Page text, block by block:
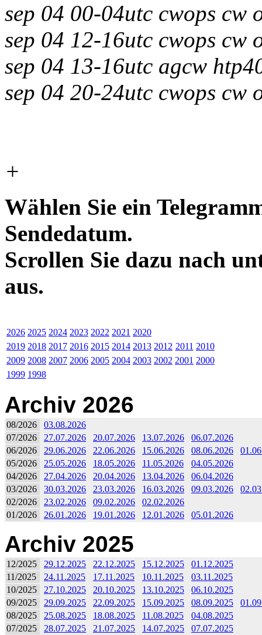
sep 04 00-04utc cwops
sep 04 12-16utc cwops
sep 04 13-16utc agcw
sep 04 20-24utc cwops
+
Wählen Sie ein
Sendedatum.
Scrollen Sie dazu nach
aus.
2026 2025 2024 2023 2022 2021 2020
2019 2018 2017 2016 2015 2014 2013 2012 2011 2010
2009 2008 2007 2006 2005 2004 2003 2002 2001 2000
1999 1998
Archiv 2026
08/2026
03.08.2026
07/2026
27.07.2026 20.07.2026 13.07.2026
06.07.2026
06/2026
29.06.2026 22.06.2026 15.06.2026 08.06.2026
05/2026
25.05.2026 18.05.2026 11.05.2026
04.05.2026
04/2026
27.04.2026 20.04.2026 13.04.2026
06.04.2026
03/2026
30.03.2026 23.03.2026 16.03.2026 09.03.2026
02/2026
23.02.2026 09.02.2026
02.02.2026
01/2026
26.01.2026 19.01.2026 12.01.2026 05.01.2026
Archiv 2025
12/2025 29.12.2025 22.12.2025 15.12.2025
01.12.2025
11/2025
24.11.2025 17.11.2025 10.11.2025
03.11.2025
10/2025
27.10.2025 20.10.2025 13.10.2025
06.10.2025
09/2025
29.09.2025 22.09.2025 15.09.2025 08.09.2025
08/2025
25.08.2025 18.08.2025 11.08.2025
04.08.2025
07/2025
28.07.2025 21.07.2025 14.07.2025
07.07.2025